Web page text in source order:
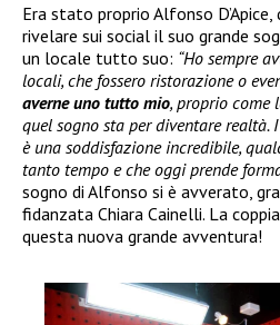
Era stato proprio Alfonso
rivelare sui social il suo grande
un locale tutto suo: “Ho sempre
locali, che fossero ristorazione o
averne uno tutto mio, proprio come
quel sogno sta per diventare
è una soddisfazione incredibile,
tanto tempo e che oggi prende
sogno di Alfonso si è avverato,
fidanzata Chiara Cainelli. La
questa nuova grande avventura!